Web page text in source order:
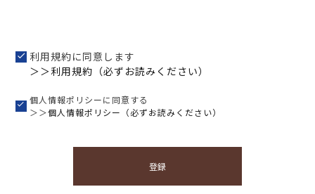
利用規約に同意します
＞＞利用規約（必ずお読みください）
個人情報ポリシーに同意する
＞＞個人情報ポリシー（必ずお読みください）
登録